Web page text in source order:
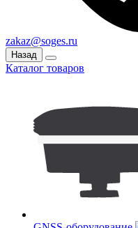
zakaz@soges.ru
Назад
Каталог товаров